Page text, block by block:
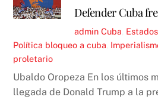
Defender Cuba
admin Cuba
Política bloqueo a cuba
proletario
Ubaldo Oropeza En los últimos
llegada de Donald Trump a la